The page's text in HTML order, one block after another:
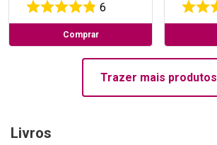
6
Comprar
Trazer mais produtos
Livros